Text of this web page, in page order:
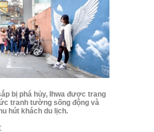
bị phá hủy, Ihwa được trang
tranh tường sống động và
hút khách du lịch.